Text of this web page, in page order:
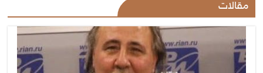
مقالات